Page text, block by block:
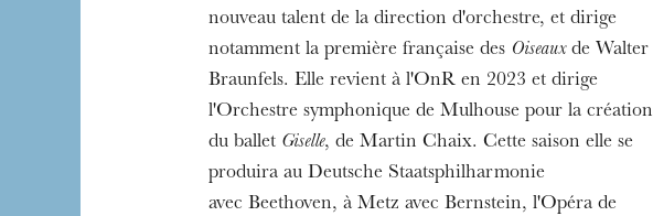
nouveau talent de la direction d'orchestre, et dirige
notamment la première française des Oiseauxde Walter
Braunfels. Elle revient à l'OnR en 2023 et dirige
l'Orchestre symphonique de Mulhouse pour la création
du ballet Giselle, de Martin Chaix. Cette saison elle se
produira au Deutsche Staatsphilharmonie
avec Beethoven, à Metz avec Bernstein, l'Opéra de